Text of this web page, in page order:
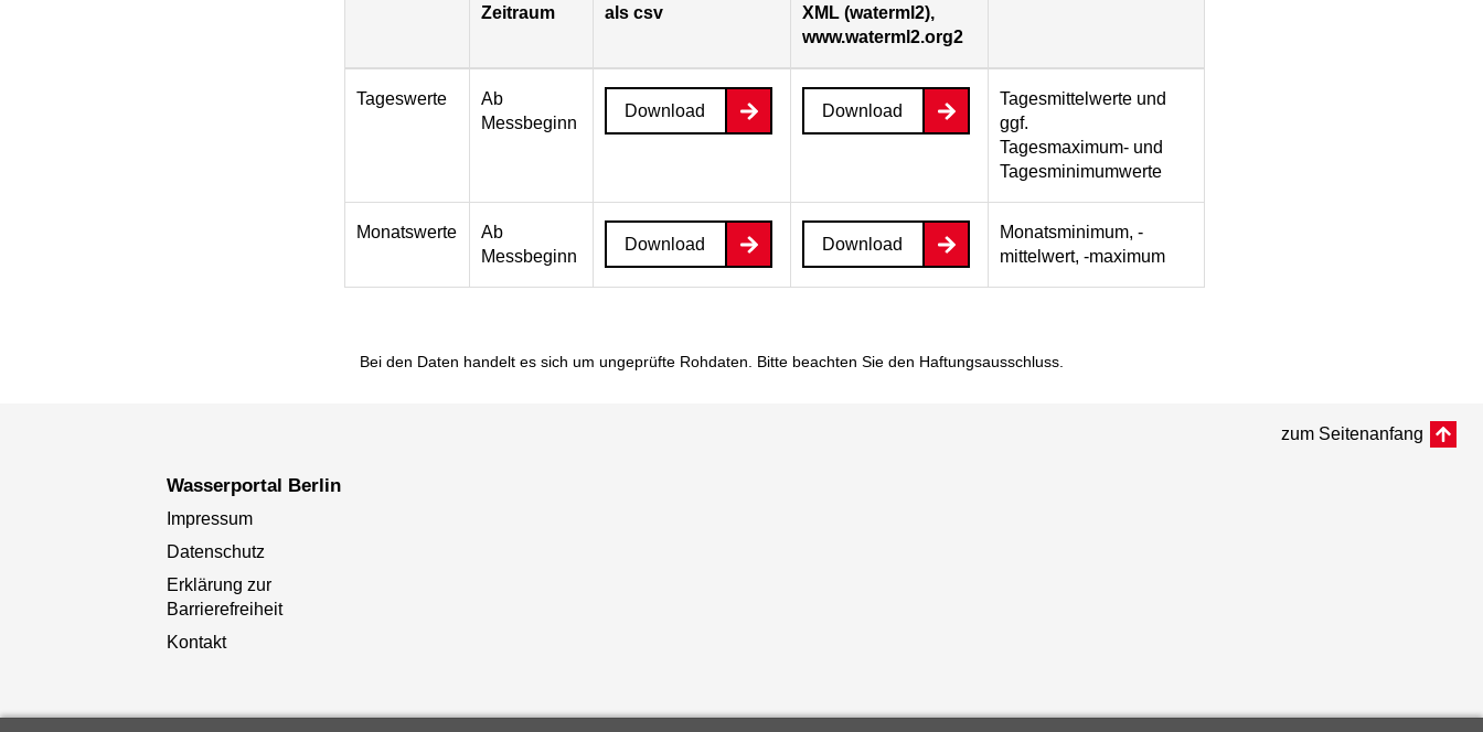
Zeitraum
als csv
XML (waterml2),
www.waterml2.org2
Tageswerte
Ab
Messbeginn
Download Download
Tagesmittelwerte und
ggf.
Tagesmaximum- und
Tagesminimumwerte
Monatswerte
Ab
Messbeginn
Download Download
Monatsminimum, -
mittelwert, -maximum
Bei den Daten handelt es sich um ungeprüfte Rohdaten. Bitte beachten Sie den Haftungsausschluss.
zum Seitenanfang
Wasserportal Berlin
Impressum
Datenschutz
Erklärung zur
Barrierefreiheit
Kontakt